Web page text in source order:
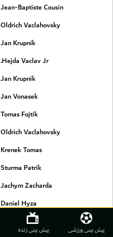
Jean-Baptiste Cousin
Oldrich Vaclahovsky
Jan Krupnik
Hejda Vaclav Jr.
Jan Krupnik
Jan Vonasek
Tomas Fojtik
Oldrich Vaclahovsky
Krenek Tomas
Sturma Patrik
Jachym Zacharda
Daniel Hyza
Jan Benak
پیش بینی ورزشی پیش بینی زنده